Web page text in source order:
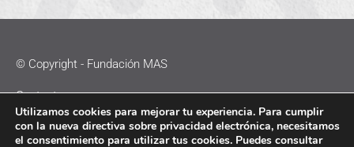
© Copyright - Fundación MAS
Contacto
Política de Cookies
Utilizamos cookies para mejorar tu experiencia. Para cumplir
con la nueva directiva sobre privacidad electrónica, necesitamos
el consentimiento para utilizar tus cookies. Puedes consultar